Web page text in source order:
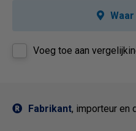
Voeg toe aan
Fabrikant, importeur en